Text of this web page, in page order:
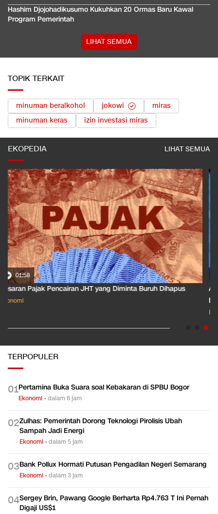
Hashim Djojohadikusumo Kukuhkan 20 Ormas Baru Kawal
Program Pemerintah
LIHAT SEMUA
TOPIK TERKAIT
minuman beralkohol jokowi
miras
minuman keras
izin investasi miras
EKOPEDIA LIHAT SEMUA
01:50
Apa Arti Peringkat Kredit Indonesia yang Dirilis S&P Global
Dkk?
TERPOPULER
01Pertamina Buka Suara soal Kebakaran di SPBU Bogor
Ekonomi •dalam 6 jam
02Zulhas: Pemerintah Dorong Teknologi Pirolisis Ubah
Sampah Jadi Energi
Ekonomi •dalam 5 jam
03Bank Pollux Hormati Putusan Pengadilan Negeri Semarang
Ekonomi •dalam 3 jam
04Sergey Brin, Pawang Google Berharta Rp4.763 T Ini Pernah
Digaji US$1